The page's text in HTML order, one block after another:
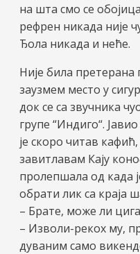
на шта смо се обојица
рефрен никада није
Ђола никада и неће.
Није била претерана
заузмем место у
док се са звучника
групе “Индиго“.
је скоро читав
завитлавам Кају
пролепшала од када
обрати лик са краја
– Брате, може ли
– Изволи-рекох му,
дуваним само